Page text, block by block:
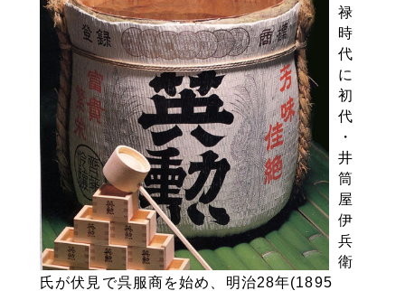
禄
時
代
に
初
代
・
井
筒
屋
伊
兵
衛
氏が伏見で呉服商を始め、明治28年(1895